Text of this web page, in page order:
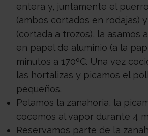
entera y, juntamente el
(ambos cortados en rodajas)
(cortada a trozos), la asamos
en papel de aluminio (a la
minutos a 170ºC. Una vez
las hortalizas y picamos el
pequeños.
Pelamos la zanahoria, la
cocemos al vapor durante 4
Reservamos parte de la